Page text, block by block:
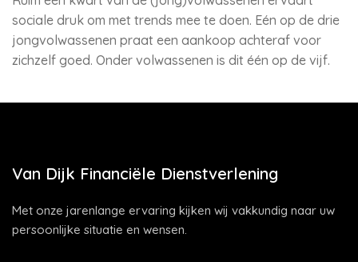
sociale druk om met trends mee te doen. Eén op de drie
jongvolwassenen praat een aankoop achteraf voor
zichzelf goed. Onder volwassenen is dit één op de vijf.
Van Dijk Financiële Dienstverlening
Met onze jarenlange ervaring kijken wij vakkundig naar uw
persoonlijke situatie en wensen.